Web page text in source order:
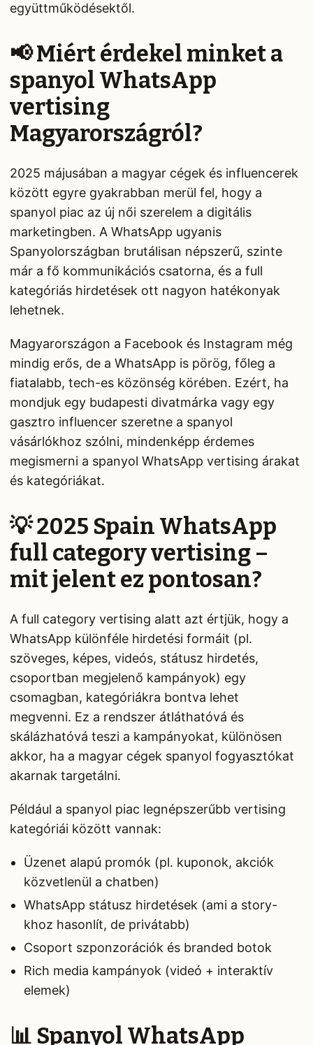
együttműködésektől.
📢 Miért érdekel minket a
spanyol WhatsApp
vertising
Magyarországról?
2025 májusában a magyar cégek és influencerek
között egyre gyakrabban merül fel, hogy a
spanyol piac az új női szerelem a digitális
marketingben. A WhatsApp ugyanis
Spanyolországban brutálisan népszerű, szinte
már a fő kommunikációs csatorna, és a full
kategóriás hirdetések ott nagyon hatékonyak
lehetnek.
Magyarországon a Facebook és Instagram még
mindig erős, de a WhatsApp is pörög, főleg a
fiatalabb, tech-es közönség körében. Ezért, ha
mondjuk egy budapesti divatmárka vagy egy
gasztro influencer szeretne a spanyol
vásárlókhoz szólni, mindenképp érdemes
megismerni a spanyol WhatsApp vertising árakat
és kategóriákat.
💡 2025 Spain WhatsApp
full category vertising –
mit jelent ez pontosan?
A full category vertising alatt azt értjük, hogy a
WhatsApp különféle hirdetési formáit (pl.
szöveges, képes, videós, státusz hirdetés,
csoportban megjelenő kampányok) egy
csomagban, kategóriákra bontva lehet
megvenni. Ez a rendszer átláthatóvá és
skálázhatóvá teszi a kampányokat, különösen
akkor, ha a magyar cégek spanyol fogyasztókat
akarnak targetálni.
Például a spanyol piac legnépszerűbb vertising
kategóriái között vannak:
Üzenet alapú promók (pl. kuponok, akciók
közvetlenül a chatben)
WhatsApp státusz hirdetések (ami a story-
khoz hasonlít, de privátabb)
Csoport szponzorációk és branded botok
Rich media kampányok (videó + interaktív
elemek)
📊 Spanyol WhatsApp